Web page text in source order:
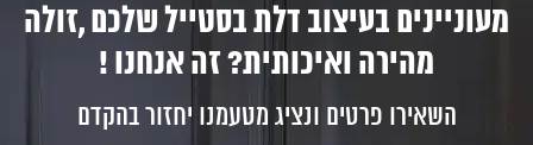
מעוניינים בעיצוב דלת בסטייל שלכם ,זולה
מהירה ואיכותית? זה אנחנו !
השאירו פרטים ונציג מטעמנו יחזור בהקדם